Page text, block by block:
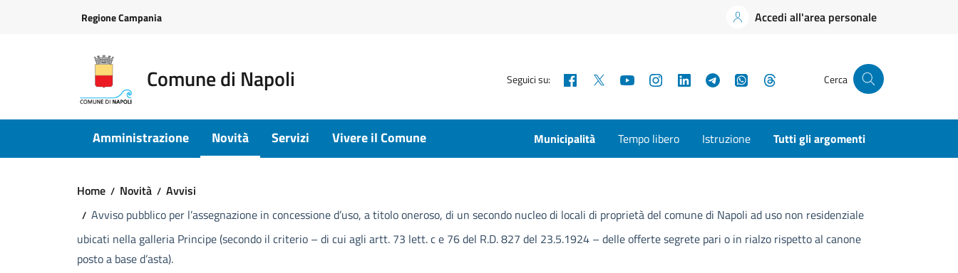
Regione Campania Accedi all'area personale
Comune di Napoli Seguici su: Facebook YouTubeInstagramLinkedInTelegramWhatsApp Cerca
Amministrazione Novità Servizi Vivere il Comune Municipalità Tempo libero Istruzione Tutti gli argomenti
Home Novità
Avvisi
Avviso pubblico per l’assegnazione in concessione d’uso, a titolo oneroso, di un secondo nucleo di locali di proprietà del comune di Napoli ad uso non residenziale
ubicati nella galleria Principe (secondo il criterio – di cui agli artt. 73 lett. c e 76 del R.D. 827 del 23.5.1924 – delle offerte segrete pari o in rialzo rispetto al canone
posto a base d’asta).